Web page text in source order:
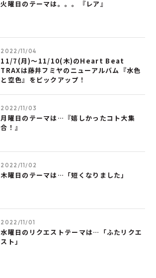
火曜日のテーマは。。。『レア』
2022/11/04
11/7(月)～11/10(木)のHeart Beat
TRAXは藤井フミヤのニューアルバム『水色
と空色』をピックアップ！
2022/11/03
月曜日のテーマは…『嬉しかったコト大集
合！』
2022/11/02
木曜日のテーマは…「短くなりました」
2022/11/01
水曜日のリクエストテーマは…「ふたリクエ
スト」